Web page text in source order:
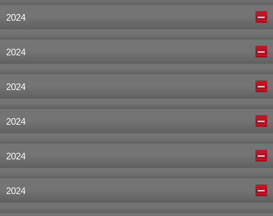
2024
2024
2024
2024
2024
2024